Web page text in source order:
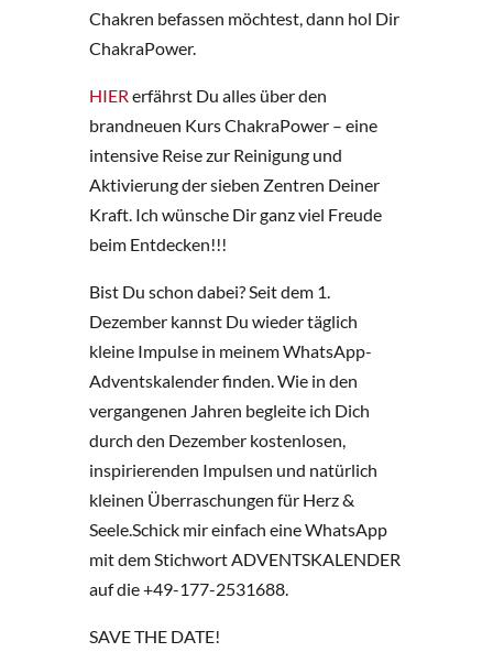
Chakren befassen möchtest, dann hol Dir
ChakraPower.
HIER erfährst Du alles über den
brandneuen Kurs ChakraPower – eine
intensive Reise zur Reinigung und
Aktivierung der sieben Zentren Deiner
Kraft. Ich wünsche Dir ganz viel Freude
beim Entdecken!!!
Bist Du schon dabei? Seit dem 1.
Dezember kannst Du wieder täglich
kleine Impulse in meinem WhatsApp-
Adventskalender finden. Wie in den
vergangenen Jahren begleite ich Dich
durch den Dezember kostenlosen,
inspirierenden Impulsen und natürlich
kleinen Überraschungen für Herz &
Seele.Schick mir einfach eine WhatsApp
mit dem Stichwort ADVENTSKALENDER
auf die +49-177-2531688.
SAVE THE DATE!